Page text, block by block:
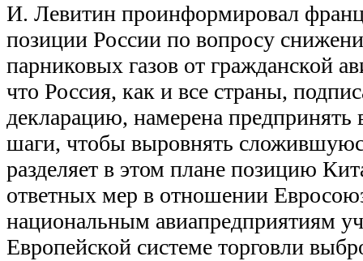
И. Левитин проинформировал
позиции России по вопросу
парниковых газов от гражданской
что Россия, как и все страны,
декларацию, намерена предпринять
шаги, чтобы выровнять
разделяет в этом плане позицию
ответных мер в отношении
национальным авиапредприятиям
Европейской системе торговли